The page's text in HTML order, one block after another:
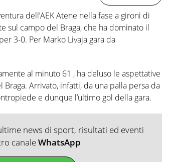
dell’AEK Atene nella fase a gironi di
sul campo del Braga, che ha dominato il
3-0. Per Marko Livaja gara da
al minuto 61 , ha deluso le aspettative
Arrivato, infatti, da una palla persa da
e dunque l’ultimo gol della gara.
news di sport, risultati ed eventi
canaleWhatsApp